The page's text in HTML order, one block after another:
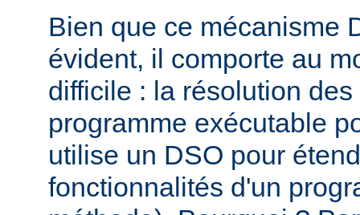
Bien que ce mécanisme
évident, il comporte au
difficile : la résolution
programme exécutable
utilise un DSO pour
fonctionnalités d'un